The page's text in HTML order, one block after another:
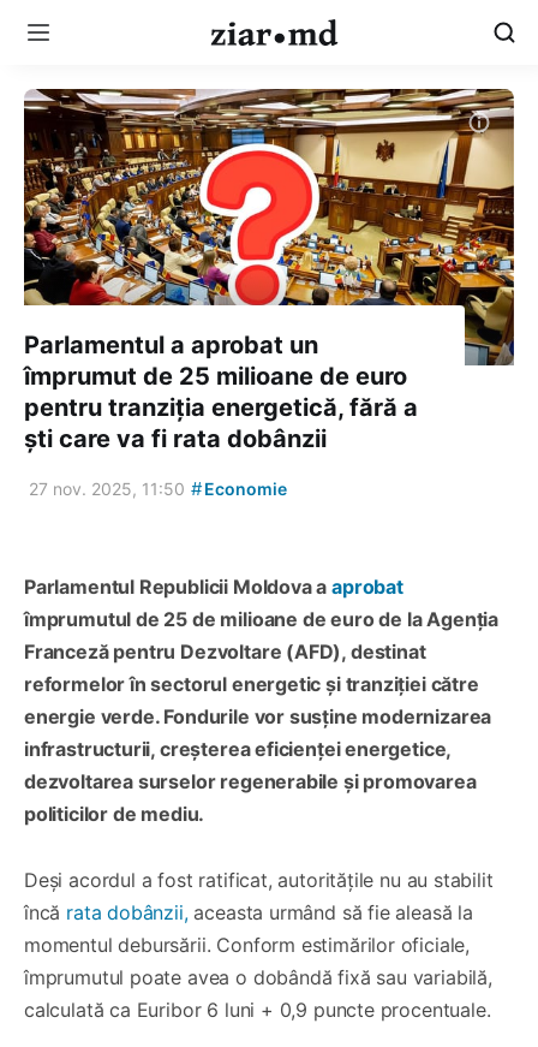
Parlamentul a aprobat un
împrumut de 25 milioane de euro
pentru tranziția energetică, fără a
ști care va fi rata dobânzii
27 nov. 2025, 11:50 #Economie
Parlamentul Republicii Moldova aaprobat
împrumutul de 25 de milioane de euro de la Agenția
Franceză pentru Dezvoltare (AFD), destinat
reformelor în sectorul energetic și tranziției către
energie verde. Fondurile vor susține modernizarea
infrastructurii, creșterea eficienței energetice,
dezvoltarea surselor regenerabile și promovarea
politicilor de mediu.
Deși acordul a fost ratificat, autoritățile nu au stabilit
încă rata dobânzii,aceasta urmând să fie aleasă la
momentul debursării. Conform estimărilor oficiale,
împrumutul poate avea o dobândă fixă sau variabilă,
calculată ca Euribor 6 luni + 0,9 puncte procentuale.